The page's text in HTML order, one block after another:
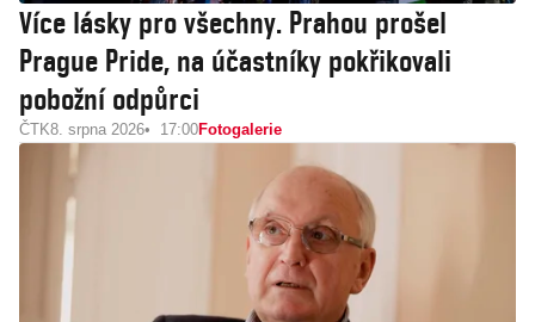
Více lásky pro všechny. Prahou prošel
Prague Pride, na účastníky pokřikovali
pobožní odpůrci
ČTK8. srpna 2026 17:00Fotogalerie